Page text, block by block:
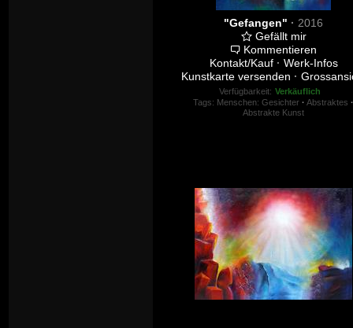
"Gefangen" · 2016
Gefällt mir
Kommentieren
Kontakt/Kauf · Werk-Infos
Kunstkarte versenden ·
Verfügbarkeit: Verkäuflich
Tags: Menschen: Gesichter · Abstraktes
Abstrakte Kunst